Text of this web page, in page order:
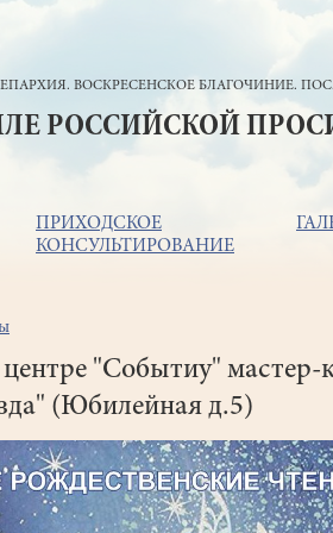
ВОСКРЕСЕНСКОЕ БЛАГОЧИНИЕ.
РОССИЙСКОЙ
ПРИХОДСКОЕ
КОНСУЛЬТИРОВАНИЕ
центре "Событиу" мастер-
(Юбилейная д.5)